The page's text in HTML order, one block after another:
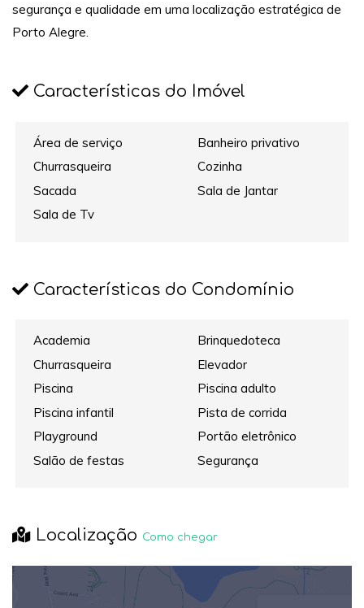
segurança e qualidade em uma localização estratégica de
Porto Alegre.
Características do Imóvel
Área de serviço
Banheiro privativo
Churrasqueira
Cozinha
Sacada
Sala de Jantar
Sala de Tv
Características do Condomínio
Academia
Brinquedoteca
Churrasqueira
Elevador
Piscina
Piscina adulto
Piscina infantil
Pista de corrida
Playground
Portão eletrônico
Salão de festas
Segurança
Localização Como chegar